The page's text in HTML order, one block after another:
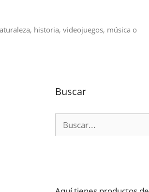
historia, videojuegos, música o
Buscar